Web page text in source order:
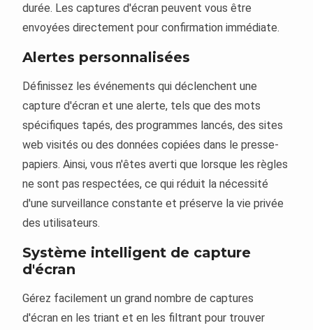
durée. Les captures d'écran peuvent vous être
envoyées directement pour confirmation immédiate.
Alertes personnalisées
Définissez les événements qui déclenchent une
capture d'écran et une alerte, tels que des mots
spécifiques tapés, des programmes lancés, des sites
web visités ou des données copiées dans le presse-
papiers. Ainsi, vous n'êtes averti que lorsque les règles
ne sont pas respectées, ce qui réduit la nécessité
d'une surveillance constante et préserve la vie privée
des utilisateurs.
Système intelligent de capture
d'écran
Gérez facilement un grand nombre de captures
d'écran en les triant et en les filtrant pour trouver